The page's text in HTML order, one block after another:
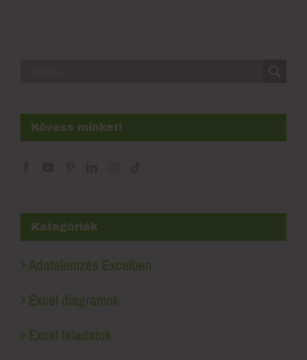
Kövess minket!
Kategóriák
Adatelemzés Excelben
Excel diagramok
Excel feladatok